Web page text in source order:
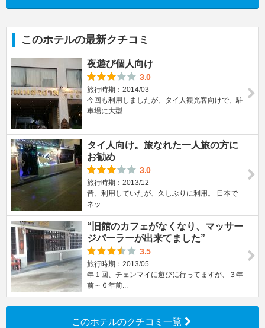
このホテルの最新クチコミ
夜遊び個人向け
3.0
旅行時期：2014/03
今回も利用しましたが、タイ人観光客向けで、駐
車場に大型...
タイ人向け。旅なれた一人旅の方に
お勧め
3.0
旅行時期：2013/12
昔、利用していたが、久しぶりに利用。 日本で
ネッ...
“旧館のカフェがなくなり、マッサー
ジパーラーが出来てました”
3.5
旅行時期：2013/05
年１回、チェンマイに遊びに行ってますが、３年
前～６年前...
このホテルのクチコミ一覧